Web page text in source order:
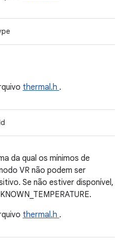
thermal.h .
da qual os mínimos de
VR não podem ser
Se não estiver disponível,
thermal.h .